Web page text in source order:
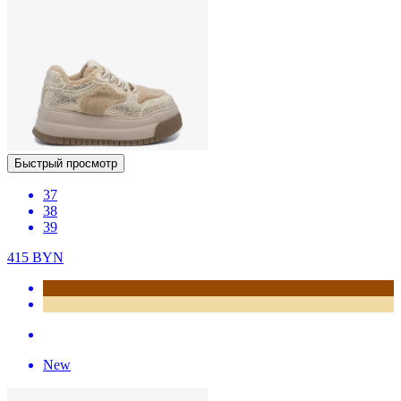
Быстрый просмотр
37
38
39
415 BYN
New